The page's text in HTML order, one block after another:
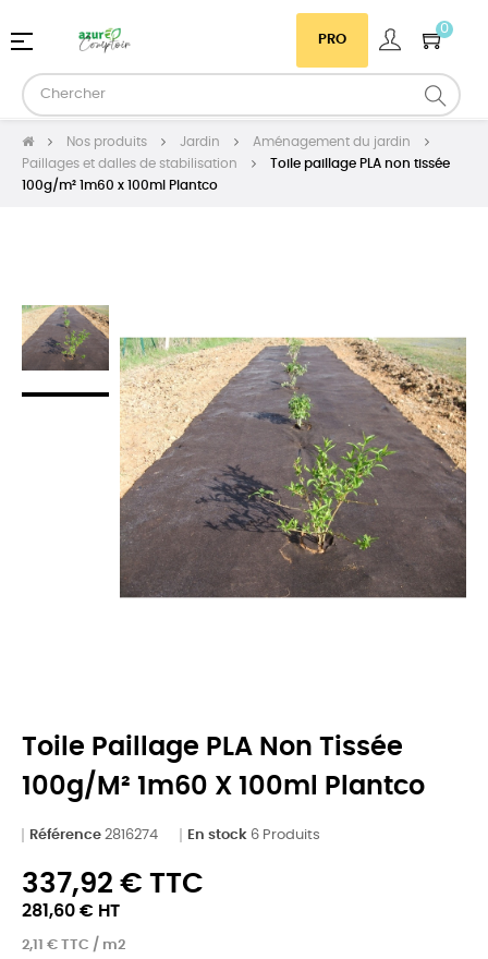
PRO
0
Basculer
navigation
☰
Nos produits Jardin
Aménagement du jardin
Paillages et dalles de stabilisation
Toile paillage PLA non tissée
100g/m² 1m60 x 100ml Plantco
Toile Paillage PLA Non Tissée
100g/m² 1m60 X 100ml Plantco
Référence 2816274 En stock 6 Produits
337,92 € TTC
281,60 € HT
2,11 € TTC / m2